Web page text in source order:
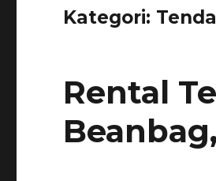
Kategori:
Rental